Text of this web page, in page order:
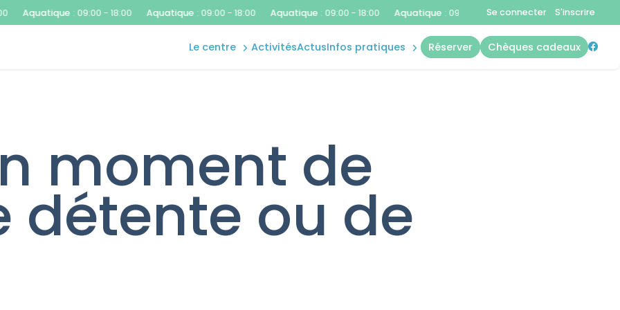
:09:00 - 18:00 Aquatique:09:00 - 18:00 Aquatique:09:00 - 18:00 Aquatique:09:00 - 18:00 Aquatique:09:00 - 18:00
Se connecter S'inscrire
le centre
aquatique
forme
activités actus infos pratiques
accès &
règles
réserver chèques cadeaux
moment de
détente ou de